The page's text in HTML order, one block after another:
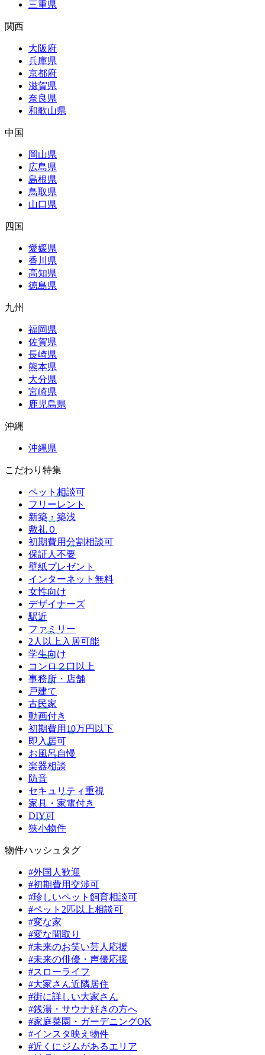
三重県
関西
大阪府
兵庫県
京都府
滋賀県
奈良県
和歌山県
中国
岡山県
広島県
島根県
鳥取県
山口県
四国
愛媛県
香川県
高知県
徳島県
九州
福岡県
佐賀県
長崎県
熊本県
大分県
宮崎県
鹿児島県
沖縄
沖縄県
こだわり特集
ペット相談可
フリーレント
新築・築浅
敷礼０
初期費用分割相談可
保証人不要
壁紙プレゼント
インターネット無料
女性向け
デザイナーズ
駅近
ファミリー
2人以上入居可能
学生向け
コンロ２口以上
事務所・店舗
戸建て
古民家
動画付き
初期費用10万円以下
即入居可
お風呂自慢
楽器相談
防音
セキュリティ重視
家具・家電付き
DIY可
狭小物件
物件ハッシュタグ
#外国人歓迎
#初期費用交渉可
#珍しいペット飼育相談可
#ペット2匹以上相談可
#変な家
#変な間取り
#未来のお笑い芸人応援
#未来の俳優・声優応援
#スローライフ
#大家さん近隣居住
#街に詳しい大家さん
#銭湯・サウナ好きの方へ
#家庭菜園・ガーデニングOK
#インスタ映え物件
#近くにジムがあるエリア